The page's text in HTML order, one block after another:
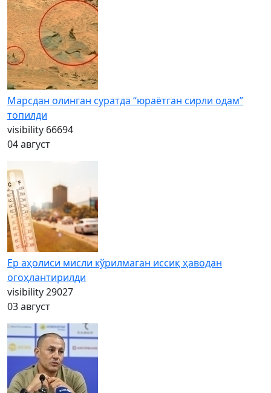
Марсдан олинган суратда “юраётган сирли одам”
топилди
visibility 66694
04 август
Ер аҳолиси мисли кўрилмаган иссиқ ҳаводан
огоҳлантирилди
visibility29027
03 август